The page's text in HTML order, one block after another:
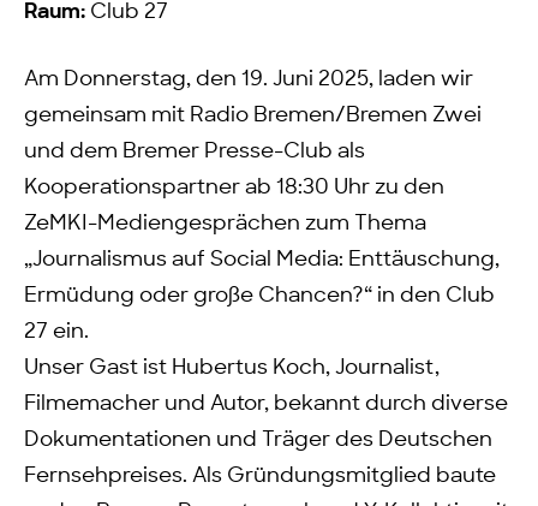
Raum: Club 27
Am Donnerstag, den 19. Juni 2025, laden wir
gemeinsam mit Radio Bremen/Bremen Zwei
und dem Bremer Presse-Club als
Kooperationspartner ab 18:30 Uhr zu den
ZeMKI-Mediengesprächen zum Thema
„Journalismus auf Social Media: Enttäuschung,
Ermüdung oder große Chancen?“ in den Club
27 ein.
Unser Gast ist Hubertus Koch, Journalist,
Filmemacher und Autor, bekannt durch diverse
Dokumentationen und Träger des Deutschen
Fernsehpreises. Als Gründungsmitglied baute